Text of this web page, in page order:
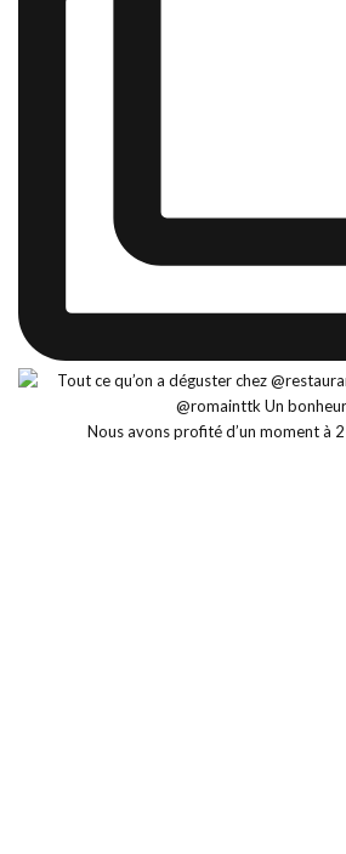
Nous avons profité d’un moment à